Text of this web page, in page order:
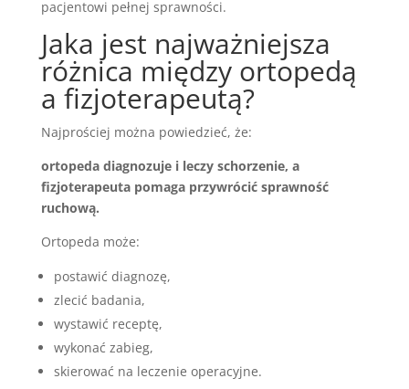
pacjentowi pełnej sprawności.
Jaka jest najważniejsza
różnica między ortopedą
a fizjoterapeutą?
Najprościej można powiedzieć, że:
ortopeda diagnozuje i leczy schorzenie, a
fizjoterapeuta pomaga przywrócić sprawność
ruchową.
Ortopeda może:
postawić diagnozę,
zlecić badania,
wystawić receptę,
wykonać zabieg,
skierować na leczenie operacyjne.